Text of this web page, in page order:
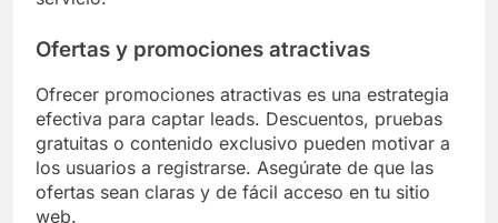
Ofertas y promociones atractivas
Ofrecer promociones atractivas es una estrategia
efectiva para captar leads. Descuentos, pruebas
gratuitas o contenido exclusivo pueden motivar a
los usuarios a registrarse. Asegúrate de que las
ofertas sean claras y de fácil acceso en tu sitio
web.